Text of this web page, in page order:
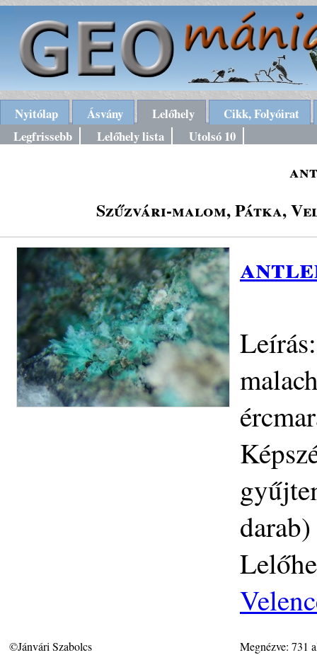
Nyitólap Ásvány Lelőhely
Cikk, Folyóirat
Legfrissebb
Lelőhely lista Utolsó 10
Szűzvári-malom, Pátka,
darab)
©Jánvári Szabolcs Megnézve: 731